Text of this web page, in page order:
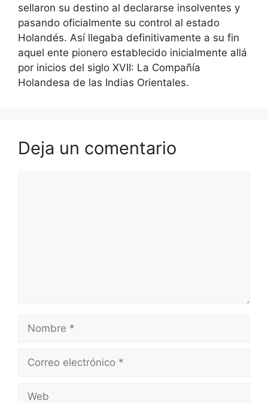
sellaron su destino al declararse insolventes y
pasando oficialmente su control al estado
Holandés. Así llegaba definitivamente a su fin
aquel ente pionero establecido inicialmente allá
por inicios del siglo XVII: La Compañía
Holandesa de las Indias Orientales.
Deja un comentario
electrónico